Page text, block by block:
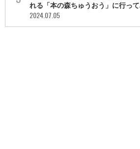
れる「本の森ちゅうおう」に行っ
2024.07.05